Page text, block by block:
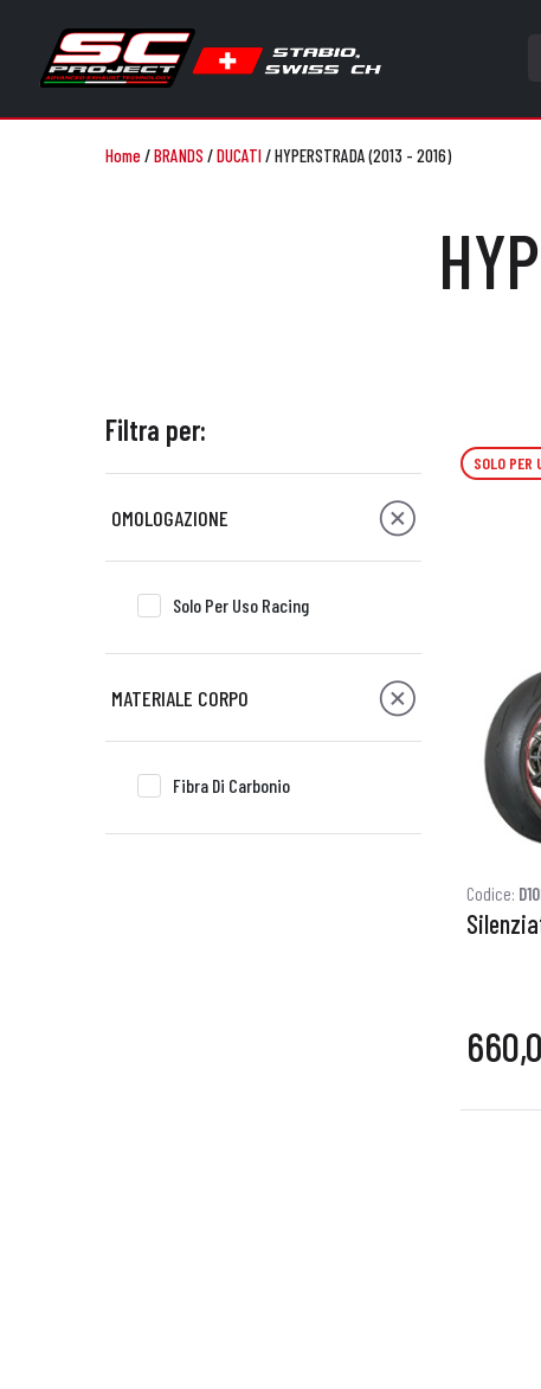
Home/BRANDS /DUCATI/HYPERSTRADA (2013 - 2016)
Filtra per:
OMOLOGAZIONE
Solo Per Uso Racing
MATERIALE CORPO
Fibra Di Carbonio
SOLO PER
Codice: